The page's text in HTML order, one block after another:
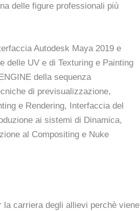
delle figure professionali più
Autodesk Maya 2019 e
delle UV e di Texturing e Painting
della sequenza
di previsualizzazione,
e Rendering, Interfaccia del
ai sistemi di Dinamica,
al Compositing e Nuke
la carriera degli allievi perchè viene